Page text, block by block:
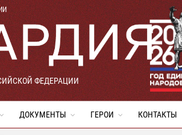
ФЕДЕРАЦИИ
ДОКУМЕНТЫ ГЕРОИ КОНТАКТЫ